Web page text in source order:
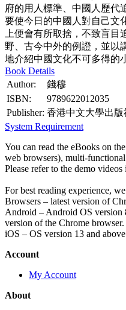
府的用人標準、中國人歷代
要使今日的中國人對自己文
上便會有所取捨，不致盲
野、古今中外的例證，並以
地介紹中國文化不可多得的
Book Details
Author:
錢穆
ISBN:
9789622012035
Publisher: 香港中文大學出版
System Requirement
You can read the eBooks on
web browsers), multi-
Please refer to the demo videos
For best reading experience,
Browsers – latest version of
Android – Android OS version
version of the Chrome browser.
iOS – OS version 13 and
Account
My Account
About